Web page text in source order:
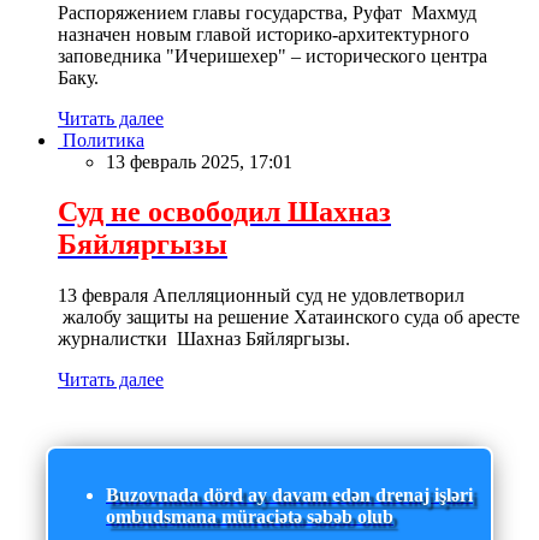
Распоряжением главы государства, Руфат Махмуд
назначен новым главой историко-архитектурного
заповедника "Ичеришехер" – исторического центра
Баку.
Читать далее
Политика
13 февраль 2025, 17:01
Суд не освободил Шахназ
Бяйляргызы
13 февраля Апелляционный суд не удовлетворил
жалобу защиты на решение Хатаинского суда об аресте
журналистки Шахназ Бяйляргызы.
Читать далее
Buzovnada dörd ay davam edən drenaj işləri
ombudsmana müraciətə səbəb olub